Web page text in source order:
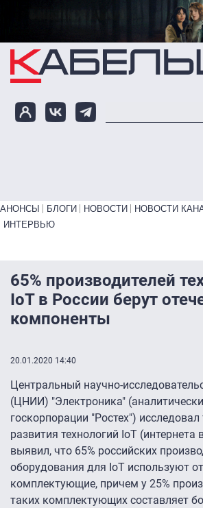
Перейти к основному содержанию
Primary links bottom
АНОНСЫ БЛОГИ НОВОСТИ НОВОСТИ
ИНТЕРВЬЮ
65% производителей
IoT в России берут
компоненты
20.01.2020 14:40
Центральный научно-
(ЦНИИ) "Электроника"
госкорпорации "Ростех") исследовал
развития технологий IoT (интернета
выявил, что 65% российских
оборудования для IoT используют
комплектующие, причем у 25%
таких комплектующих составляет